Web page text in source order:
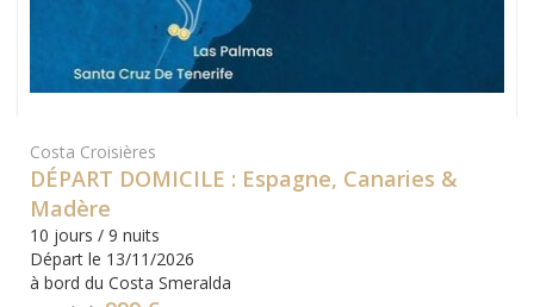
Costa Croisières
DÉPART DOMICILE : Espagne, Canaries &
Madère
10 jours / 9 nuits
Départ le 13/11/2026
à bord du Costa Smeralda